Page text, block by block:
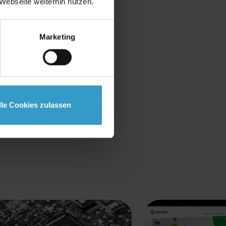
Marketing
Cookies zulassen
für